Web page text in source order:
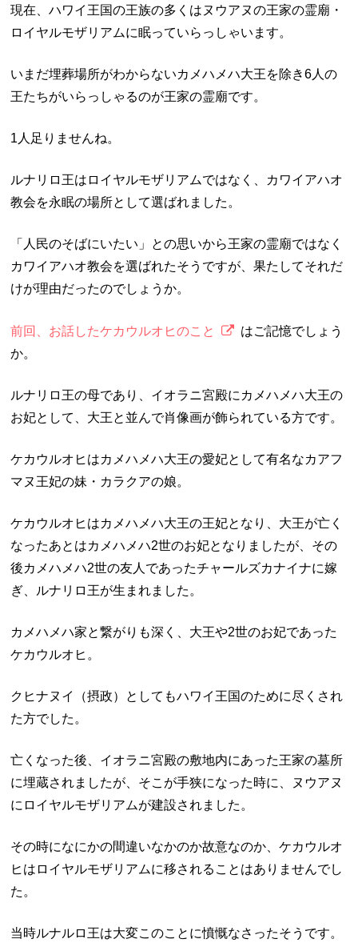
現在、ハワイ王国の王族の多くはヌウアヌの王家の霊廟・
ロイヤルモザリアムに眠っていらっしゃいます。
いまだ埋葬場所がわからないカメハメハ大王を除き6人の
王たちがいらっしゃるのが王家の霊廟です。
1人足りませんね。
ルナリロ王はロイヤルモザリアムではなく、カワイアハオ
教会を永眠の場所として選ばれました。
「人民のそばにいたい」との思いから王家の霊廟ではなく
カワイアハオ教会を選ばれたそうですが、果たしてそれだ
けが理由だったのでしょうか。
前回、お話したケカウルオヒのこと
はご記憶でしょう
か。
ルナリロ王の母であり、イオラニ宮殿にカメハメハ大王の
お妃として、大王と並んで肖像画が飾られている方です。
ケカウルオヒはカメハメハ大王の愛妃として有名なカアフ
マヌ王妃の妹・カラクアの娘。
ケカウルオヒはカメハメハ大王の王妃となり、大王が亡く
なったあとはカメハメハ2世のお妃となりましたが、その
後カメハメハ2世の友人であったチャールズカナイナに嫁
ぎ、ルナリロ王が生まれました。
カメハメハ家と繋がりも深く、大王や2世のお妃であった
ケカウルオヒ。
クヒナヌイ（摂政）としてもハワイ王国のために尽くされ
た方でした。
亡くなった後、イオラニ宮殿の敷地内にあった王家の墓所
に埋蔵されましたが、そこが手狭になった時に、ヌウアヌ
にロイヤルモザリアムが建設されました。
その時になにかの間違いなかのか故意なのか、ケカウルオ
ヒはロイヤルモザリアムに移されることはありませんでし
た。
当時ルナルロ王は大変このことに憤慨なさったそうです。